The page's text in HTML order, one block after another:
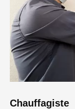
Chauffagiste